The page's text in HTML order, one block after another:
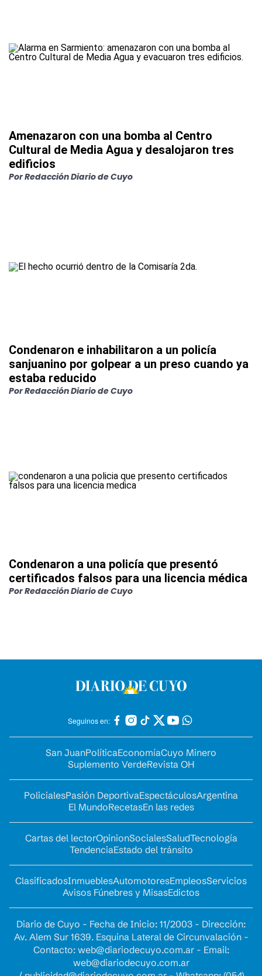
Amenazaron con una bomba al Centro
Cultural de Media Agua y desalojaron tres
edificios
PorRedacción Diario de Cuyo
Condenaron e inhabilitaron a un policía
sanjuanino por golpear a un preso cuando ya
estaba reducido
PorRedacción Diario de Cuyo
Condenaron a una policía que presentó
certificados falsos para una licencia médica
PorRedacción Diario de Cuyo
Seguinos en:
San JuanPolíticaEconomíaCuyo Minero
Suplemento VerdeRevista OH
PolicialesPasión DeportivaEspectáculosArgentina
El MundoRecetasEn las redes
Cartas del lectorOpinionSocialesSaludTecnología
TendenciaEstado del tránsito
ClasificadosInmueblesAutomotoresEmpleosServicios
Avisos Fúnebres y MisasEdictos
Diario de Cuyo - Fecha de Inicio: 11/2003 - Dirección:
Av. Alem Sur 1639. Esquina Lateral de Circunvalación -
Contacto: web@diariodecuyo.com.ar- Email:
web@diariodecuyo.com.ar